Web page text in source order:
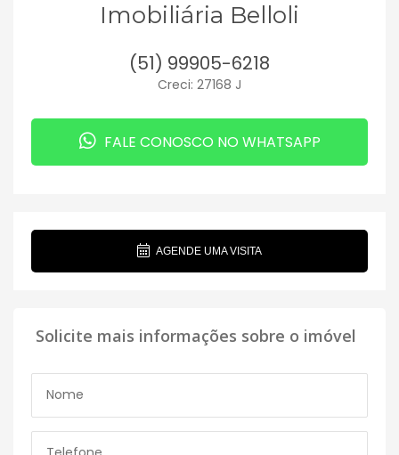
Imobiliária Belloli
(51) 99905-6218
Creci: 27168 J
FALE CONOSCO NO WHATSAPP
AGENDE UMA VISITA
Solicite mais informações sobre o imóvel